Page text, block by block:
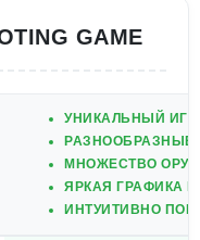
GAME
УНИКАЛЬНЫЙ
РАЗНООБРАЗНЫЕ
МНОЖЕСТВО
ЯРКАЯ ГРАФИКА
ИНТУИТИВНО